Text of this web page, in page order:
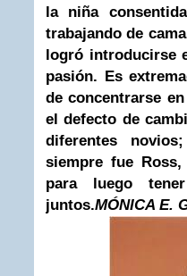
la niña
trabajando de
logró introducirse
pasión. Es
de concentrarse
el defecto de
diferentes
siempre fue
para luego
juntos.MÓNICA E.